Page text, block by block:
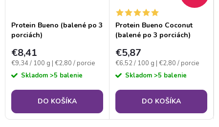
Protein Bueno (balené po 3
porciách)
€8,41
Jednotková
cena:
€9,34 / 100 g | €2,80 / porcie
Skladom >5 balenie
DO KOŠÍKA
Protein Bueno Coconut
(balené po 3 porciách)
€5,87
Jednotková
cena:
€6,52 / 100 g | €2,80 / porcie
Skladom >5 balenie
DO KOŠÍKA